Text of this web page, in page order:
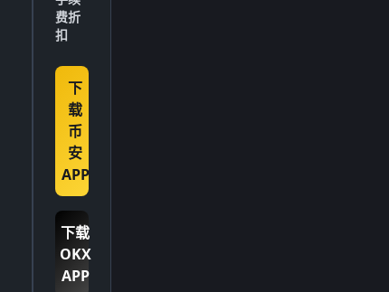
费折
扣
下
载
币
安
APP
下载
OKX
APP